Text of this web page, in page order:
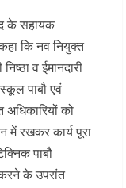
के सहायक
कि नव नियुक्त
व ईमानदारी
पाबौ एवं
अधिकारियों को
में रखकर कार्य पूरा
पाबौ
करने के उपरांत